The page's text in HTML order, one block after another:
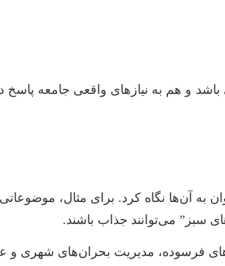
و هم به نیازهای واقعی جامعه
به آن‌ها نگاه کرد. برای مثال،
سبز” می‌توانند جذاب باشند.
فرسوده، مدیریت بحران‌های شهری و